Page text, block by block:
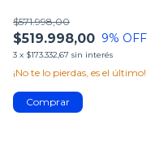
$519.998,00
$571.998,00
9% OFF
3 x $173.332,67 sin interés
¡No te lo pierdas, es el último!